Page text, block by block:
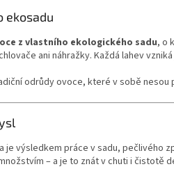
ekosadu
z vlastního ekologického sadu, o
ani náhražky. Každá lahev
odrůdy ovoce, které v sobě nesou
je výsledkem práce v sadu, pečlivého
– a je to znát v chuti i čistotě